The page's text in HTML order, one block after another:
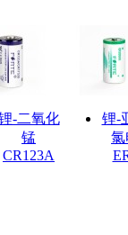
-二氧化
锰
CR123A
锂-
氯